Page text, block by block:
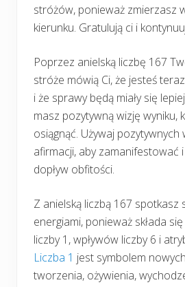
stróżów, ponieważ zmierzasz
kierunku. Gratulują ci i
Poprzez anielską liczbę 167
stróże mówią Ci, że jesteś
i że sprawy będą miały się
masz pozytywną wizję wyniku,
osiągnąć. Używaj pozytywnych
afirmacji, aby zamanifestować
dopływ obfitości.
Z anielską liczbą 167 spotkasz
energiami, ponieważ składa
liczby 1, wpływów liczby 6 i
Liczba 1 jest symbolem
tworzenia, ożywienia,